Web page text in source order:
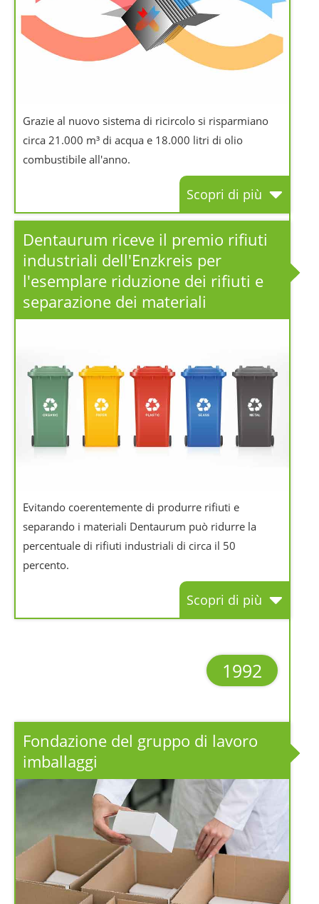
Grazie al nuovo sistema di ricircolo si risparmiano
circa 21.000 m³ di acqua e 18.000 litri di olio
combustibile all'anno.
Scopri di più
Dentaurum riceve il premio rifiuti
industriali dell'Enzkreis per
l'esemplare riduzione dei rifiuti e
separazione dei materiali
Evitando coerentemente di produrre rifiuti e
separando i materiali Dentaurum può ridurre la
percentuale di rifiuti industriali di circa il 50
percento.
Scopri di più
1992
Fondazione del gruppo di lavoro
imballaggi